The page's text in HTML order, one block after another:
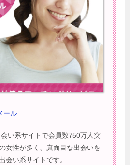
ール
い系サイトで会員数750万人突
女性が多く、真面目な出会いを
会い系サイトです。